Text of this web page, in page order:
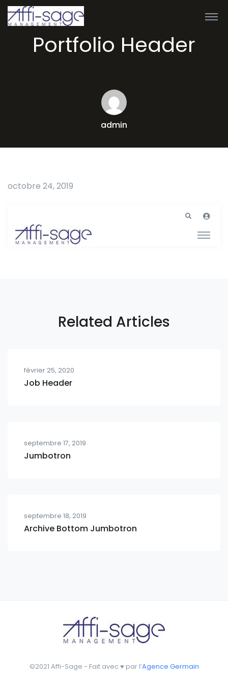
Portfolio Header
admin
octobre 24, 2019
Related Articles
février 25, 2020
Job Header
septembre 17, 2019
Jumbotron
septembre 18, 2019
Archive Bottom Jumbotron
©2021 Affi-Sage - Fait avec ♥ par l’Agence Germain